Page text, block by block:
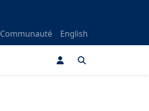
Communauté English